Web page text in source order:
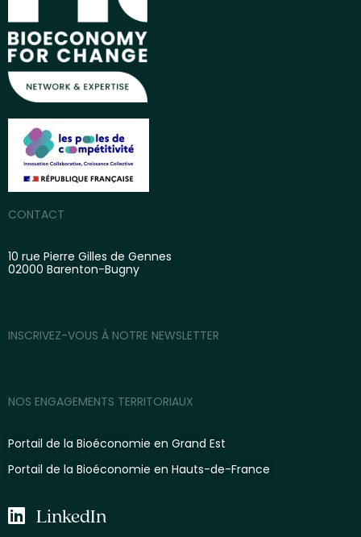
CONTACT
10 rue Pierre Gilles de Gennes
02000 Barenton-Bugny
INSCRIVEZ-VOUS À NOTRE NEWSLETTER
NOS ENGAGEMENTS TERRITORIAUX
Portail de la Bioéconomie en Grand Est
Portail de la Bioéconomie en Hauts-de-France
LinkedIn